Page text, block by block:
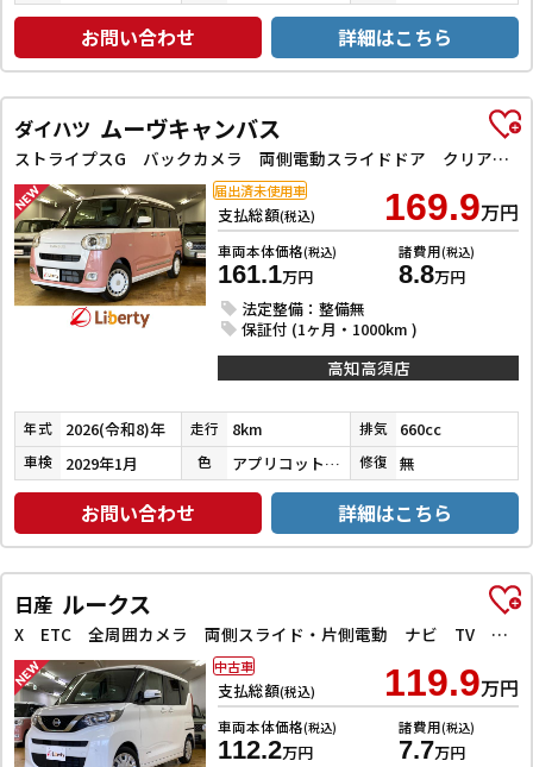
お問い合わせ 詳細はこちら
ダイハツ ムーヴキャンバス
ストライプスG バックカメラ 両側電動スライドドア クリアランスソナー 衝突被害軽減システム オートライト LEDヘッドランプ スマートキー アイドリングストップ 電動格納ミラー シートヒーター ベンチシート CVT
支払総額(税込) 169.9万円
車両本体価格(税込)
161.1万円
諸費用(税込)
8.8万円
法定整備：整備無
保証付 (1ヶ月・1000km )
届出済未使用車
高知高須店
年式 2026(令和8)年 走行 8km 排気 660cc
車検 2029年1月 色 アプリコットピンクメタリック／シャイニングホワイトパール 修復 無
お問い合わせ 詳細はこちら
日産 ルークス
X ETC 全周囲カメラ 両側スライド・片側電動 ナビ TV クリアランスソナー 衝突被害軽減システム オートライト スマートキー アイドリングストップ 電動格納ミラー ベンチシート CVT
支払総額(税込) 119.9万円
車両本体価格(税込)
112.2万円
諸費用(税込)
7.7万円
中古車